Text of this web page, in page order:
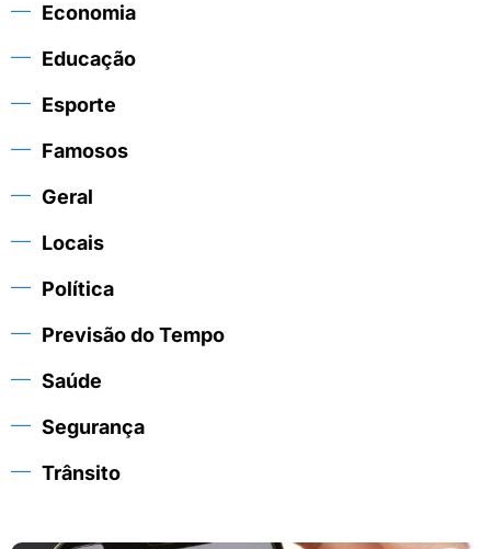
Economia
Educação
Esporte
Famosos
Geral
Locais
Política
Previsão do Tempo
Saúde
Segurança
Trânsito